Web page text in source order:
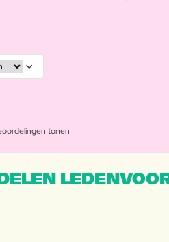
tonen